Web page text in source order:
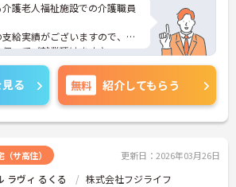
護老人福祉施設での介護職員
給実績がございますので、高
保ってご就業頂けます♪
程と少なめなので、ゆとりを
すすめです。
面接対策ポイントなど、さら
ますのでお気軽にご相談くだ
る 無料 紹介してもらう
サ高住） 更新日：2026年03月26日
ラヴィ るくる 株式会社フジライフ